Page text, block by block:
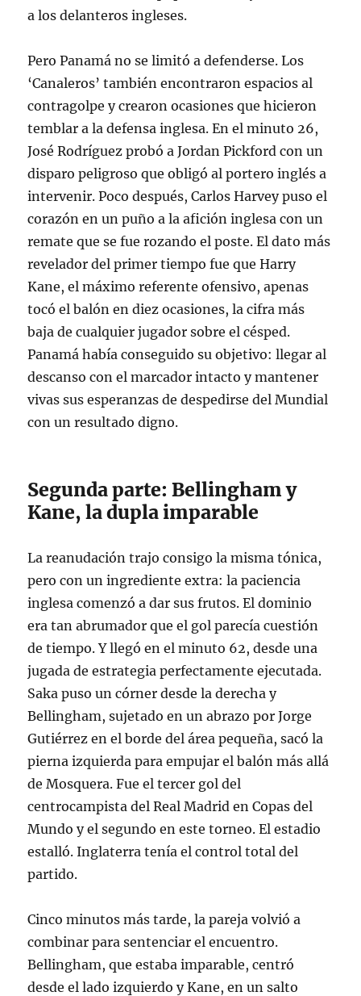
a los delanteros ingleses.
Pero Panamá no se limitó a defenderse. Los
‘Canaleros’ también encontraron espacios al
contragolpe y crearon ocasiones que hicieron
temblar a la defensa inglesa. En el minuto 26,
José Rodríguez probó a Jordan Pickford con un
disparo peligroso que obligó al portero inglés a
intervenir. Poco después, Carlos Harvey puso el
corazón en un puño a la afición inglesa con un
remate que se fue rozando el poste. El dato más
revelador del primer tiempo fue que Harry
Kane, el máximo referente ofensivo, apenas
tocó el balón en diez ocasiones, la cifra más
baja de cualquier jugador sobre el césped.
Panamá había conseguido su objetivo: llegar al
descanso con el marcador intacto y mantener
vivas sus esperanzas de despedirse del Mundial
con un resultado digno.
Segunda parte: Bellingham y
Kane, la dupla imparable
La reanudación trajo consigo la misma tónica,
pero con un ingrediente extra: la paciencia
inglesa comenzó a dar sus frutos. El dominio
era tan abrumador que el gol parecía cuestión
de tiempo. Y llegó en el minuto 62, desde una
jugada de estrategia perfectamente ejecutada.
Saka puso un córner desde la derecha y
Bellingham, sujetado en un abrazo por Jorge
Gutiérrez en el borde del área pequeña, sacó la
pierna izquierda para empujar el balón más allá
de Mosquera. Fue el tercer gol del
centrocampista del Real Madrid en Copas del
Mundo y el segundo en este torneo. El estadio
estalló. Inglaterra tenía el control total del
partido.
Cinco minutos más tarde, la pareja volvió a
combinar para sentenciar el encuentro.
Bellingham, que estaba imparable, centró
desde el lado izquierdo y Kane, en un salto